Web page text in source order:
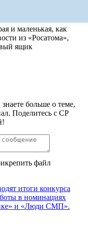
и маленькая, как
из «Росатома»,
ящик
больше о теме,
Поделитесь с СР
файл
итоги конкурса
в номинациях
и «Люди СМП».